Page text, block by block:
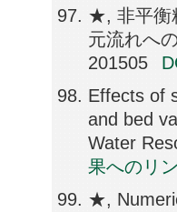
★, 非平衡
元流れへ
201505
Effects of
and bed
Water
果へのリ
★,